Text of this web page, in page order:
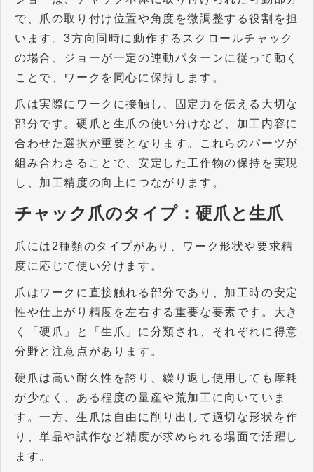
で、爪の取り付け位置や角度を微調整する役割を担
います。3方向同時に動作するスクロールチャック
の場合、ジョーが一定の連動パターンに従って動く
ことで、ワークを同心に保持します。
爪は実際にワークに接触し、固定力を伝える大切な
部分です。硬爪と生爪の使い分けなど、加工内容に
合わせた選択が重要となります。これらのパーツが
組み合わさることで、安定した工作物の保持を実現
し、加工精度の向上につながります。
チャック爪のタイプ：硬爪と生爪
爪には 2種類のタイプがあり、ワーク形状や要求精
度に応じて使い分けます。
爪はワークに直接触れる部分であり、加工時の安定
性や仕上がり精度を左右する重要な要素です。大き
く「硬爪」と「生爪」に分類され、それぞれに得意
分野と注意点があります。
硬爪は高い耐久性を誇り、繰り返し使用しても摩耗
が少なく、ある程度の量産や荒加工に向いていま
す。一方、生爪は自由に削り出して適切な形状を作
り、単品や試作など精度が求められる場面で活躍し
ます。